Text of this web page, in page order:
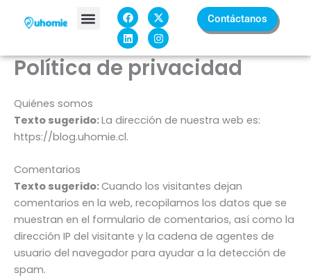
F
a
c
e
b
o
o
k
X
-
t
w
i
t
t
L
i
n
k
e
d
n
I
n
s
t
a
g
r
Contáctanos
Política de privacidad
Quiénes somos
Texto sugerido:La dirección de nuestra web es:
https://blog.uhomie.cl.
Comentarios
Texto sugerido:Cuando los visitantes dejan
comentarios en la web, recopilamos los datos que se
muestran en el formulario de comentarios, así como la
dirección IP del visitante y la cadena de agentes de
usuario del navegador para ayudar a la detección de
spam.